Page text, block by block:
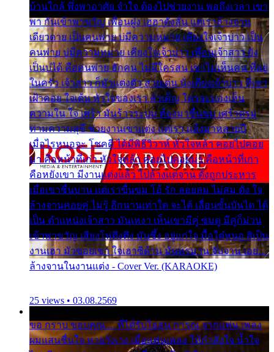
บ้านใกล้ พึ่งพาอาศัย จำใจ ต้องไปช่วยงาน พอถึงเวลา เขา
พา กันเข้าพาขวัญ เพื่อนฝูง เฮฮาดังลั่น แต่เราล้างจาน
เดียวดาย เป็นคนพ่าย บ่มีความหมาย เคียงใจเจ้าบ่าว เป็น
คนพ่าย บ่มีความหมาย เคียงใจเจ้าบ่าว เพื่อนเจ้าสาว ยัง
เป็นบ่ได้ คือคนพ่าย ฮักคน ไม่มีใครสน เขาไม่เห็นคน ที่อยู่
ในครัว เจ้าสาว ก็มัวแต่งตัว สวยเด่น นั่งเคียงเจ้าบ่าว ที่เขา
เฝ้าคอย ใจเต้น หัวใจของเรา ลำเค็ญ ใครจะมองเห็น
ความใน ใจ เศร้า มันร้าวระบม ต้องมาขื่นขม เศร้าตรม
ท่ามความสุขี ช่วยงานเขาแต่ง แต่เรา แล้งมาหลายปี
เมื่อไรหนอจะ โชคดี ได้มีพิธีวิวาห์ หัวใจหล้า คอยไปคอย
มา คือหน้าที่เก่า หัวใจหล้า คอยไปคอยมา คือหน้าที่เก่า
คือหยังเขา มีงานแต่งแล้ว ไปล้างแต่จาน ดั่งถูกประหาร
เมื่อเขาชื่นบาน แต่เราขื่นขม โอ้ รัก ลอยลม ไม่สม ดัง ใจ
ล้างจานคอยคู่ ไม่รู้ อีกนานเท่าใด จะได้ เลื่อนขั้นบันได ได้
เป็น ตำแหน่งเจ้าสาว มันเหงา เห็นเขามีคู่ ซมดู มีคู่ก็ม่วน
เข้าพาขวัญ เสียงโห่ตึงตึง มันซึ้ง อยู่แก่ใจ มื้อใด๋หนอ สิเป็น
งานเฮา มัวซอยเขา ใจเฮาซิด้าน มันทรมาน จับจาน เอย…
ล้างจานในงานแต่ง - Cover Ver. (KARAOKE)
25 views • 03.08.2569
ขอ กราบ ขอบคุณ.... ที่ได้รับไออุ่น การุณ จากแฟน เพลง
ผมแสนชื่นใจ หายวังเวง เมื่อแฟนเพลง ให้กำลังใจ น้ำใจ